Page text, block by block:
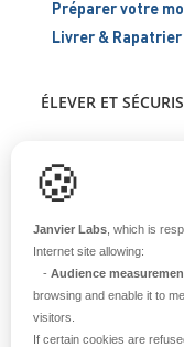
Préparer votre
Livrer &
ÉLEVER ET
Blog
À PROPOS
Notre histoire
🍪
Janvier Labs , which is
Internet site allowing:
- Audience
browsing and enable it to
visitors.
If certain cookies are